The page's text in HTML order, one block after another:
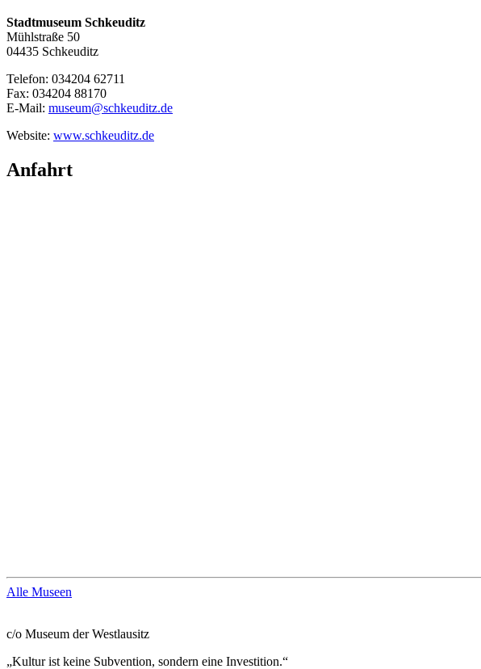
Stadtmuseum Schkeuditz
Mühlstraße 50
04435 Schkeuditz
Telefon: 034204 62711
Fax: 034204 88170
E-Mail: museum@schkeuditz.de
Website: www.schkeuditz.de
Anfahrt
Alle Museen
c/o Museum der Westlausitz
„Kultur ist keine Subvention, sondern eine Investition.“